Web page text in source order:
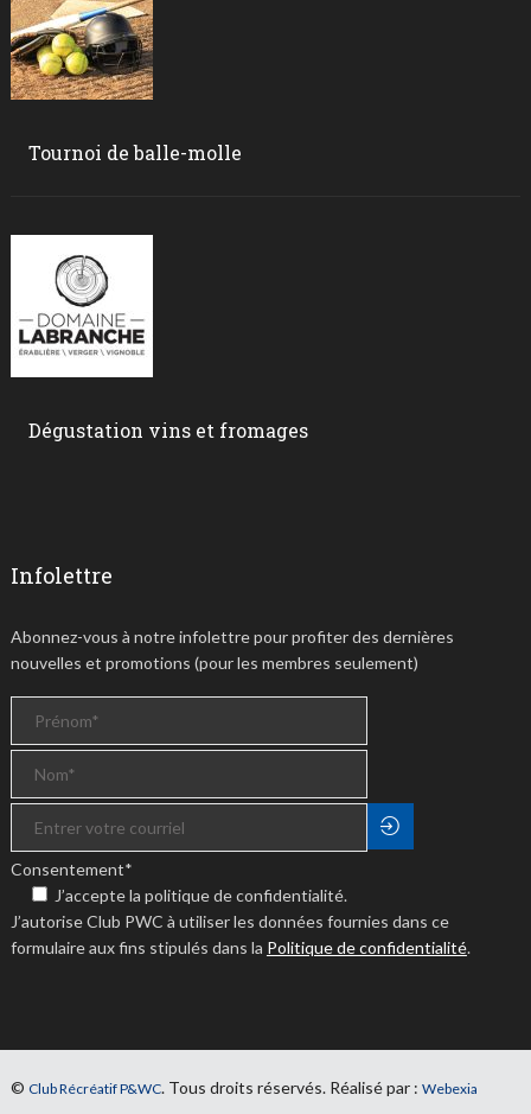
Tournoi de balle-molle
Dégustation vins et fromages
Infolettre
Abonnez-vous à notre infolettre pour profiter des dernières
nouvelles et promotions (pour les membres seulement)
Consentement*
J’accepte la politique de confidentialité.
J’autorise Club PWC à utiliser les données fournies dans ce
formulaire aux fins stipulés dans la Politique de confidentialité.
© Club Récréatif P&WC. Tous droits réservés. Réalisé par : Webexia